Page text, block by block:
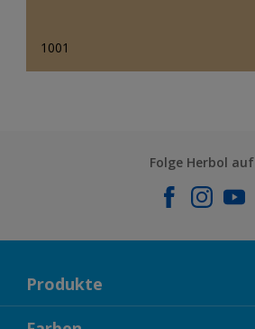
1001
Folge Herbol auf
Produkte
FASSADENFARBEN